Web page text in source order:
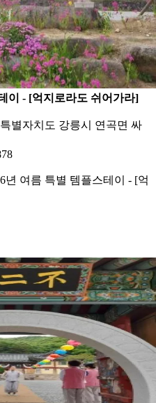
이 - [억지로라도 쉬어가라]
별자치도 강릉시 연곡면 싸
년 여름 특별 템플스테이 - [억